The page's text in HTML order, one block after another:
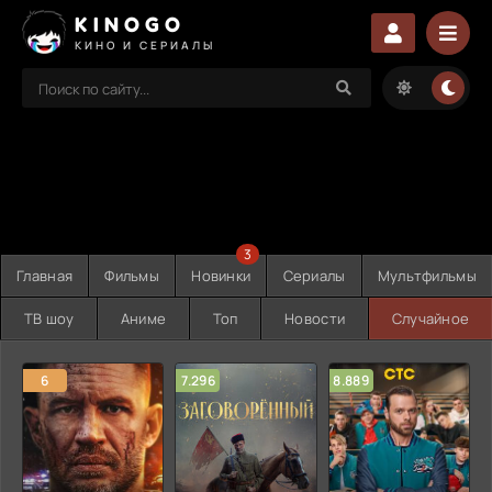
KINOGO
КИНО И СЕРИАЛЫ
Главная Фильмы Новинки
3
Сериалы Мультфильмы
ТВ шоу Аниме Топ Новости Случайное
6 7.296 8.889